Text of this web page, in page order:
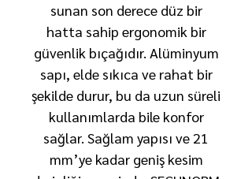
sunan son derece düz bir
hatta sahip ergonomik bir
güvenlik bıçağıdır. Alüminyum
sapı, elde sıkıca ve rahat bir
şekilde durur, bu da uzun süreli
kullanımlarda bile konfor
sağlar. Sağlam yapısı ve 21
mm’ye kadar geniş kesim